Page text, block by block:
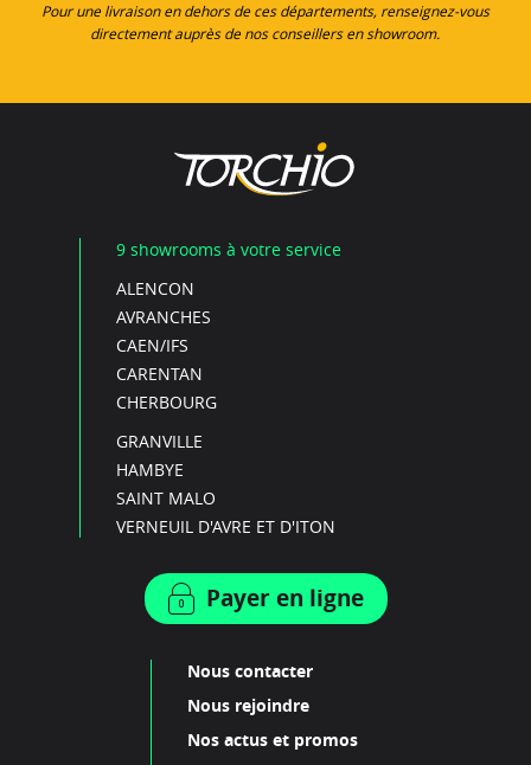
Pour une livraison en dehors de ces départements, renseignez-vous
directement auprès de nos conseillers en showroom.
9 showrooms à votre service
ALENCON
AVRANCHES
CAEN/IFS
CARENTAN
CHERBOURG
GRANVILLE
HAMBYE
SAINT MALO
VERNEUIL D'AVRE ET D'ITON
Payer en ligne
Nous contacter
Nous rejoindre
Nos actus et promos